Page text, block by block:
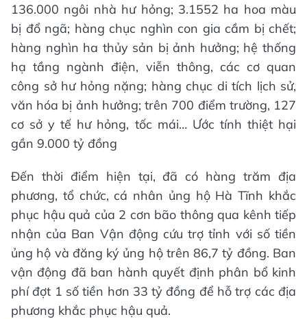
136.000 ngôi nhà hư hỏng; 3.1552 ha hoa màu
bị đổ ngã; hàng chục nghìn con gia cầm bị chết;
hàng nghìn ha thủy sản bị ảnh hưởng; hệ thống
hạ tầng ngành điện, viễn thông, các cơ quan
công sở hư hỏng nặng; hàng chục di tích lịch sử,
văn hóa bị ảnh hưởng; trên 700 điểm trường, 127
cơ sở y tế hư hỏng, tốc mái… Ước tính thiệt hại
gần 9.000 tỷ đồng
Đến thời điểm hiện tại, đã có hàng trăm địa
phương, tổ chức, cá nhân ủng hộ Hà Tĩnh khắc
phục hậu quả của 2 cơn bão thông qua kênh tiếp
nhận của Ban Vận động cứu trợ tỉnh với số tiền
ủng hộ và đăng ký ủng hộ trên 86,7 tỷ đồng. Ban
vận động đã ban hành quyết định phân bổ kinh
phí đợt 1 số tiền hơn 33 tỷ đồng để hỗ trợ các địa
phương khắc phục hậu quả.